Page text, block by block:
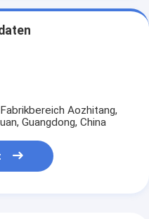
Aozhitang,
Guangdong, China